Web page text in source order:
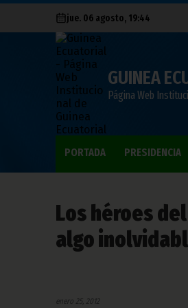
jue. 06 agosto, 19:44
GUINEA
Página Web
PORTADA PRESIDENCIA
Los héroes
algo
enero 25, 2012